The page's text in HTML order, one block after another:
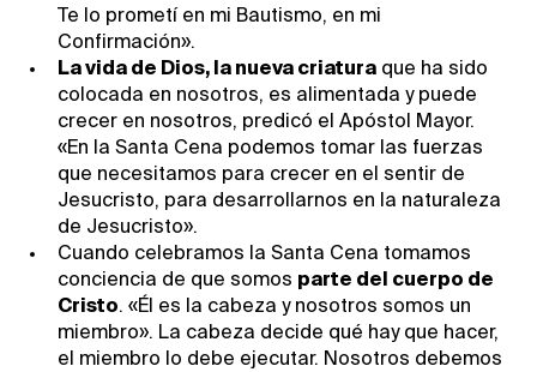
Te lo prometí en mi Bautismo, en mi
Confirmación».
La vida de Dios, la nueva criatura que ha sido
colocada en nosotros, es alimentada y puede
crecer en nosotros, predicó el Apóstol Mayor.
«En la Santa Cena podemos tomar las fuerzas
que necesitamos para crecer en el sentir de
Jesucristo, para desarrollarnos en la naturaleza
de Jesucristo».
Cuando celebramos la Santa Cena tomamos
conciencia de que somos parte del cuerpo de
Cristo. «Él es la cabeza y nosotros somos un
miembro». La cabeza decide qué hay que hacer,
el miembro lo debe ejecutar. Nosotros debemos